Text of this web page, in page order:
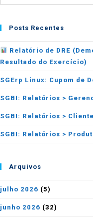
Posts Recentes
Relatório de DRE
Resultado do Exercício)
SGErp Linux: Cupom de
SGBI: Relatórios >
SGBI: Relatórios >
SGBI: Relatórios >
Arquivos
julho 2026 (5)
junho 2026 (32)